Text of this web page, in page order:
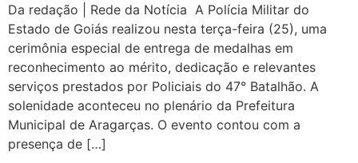
Da redação | Rede da Notícia A Polícia Militar do
Estado de Goiás realizou nesta terça-feira (25), uma
cerimônia especial de entrega de medalhas em
reconhecimento ao mérito, dedicação e relevantes
serviços prestados por Policiais do 47° Batalhão. A
solenidade aconteceu no plenário da Prefeitura
Municipal de Aragarças. O evento contou com a
presença de […]